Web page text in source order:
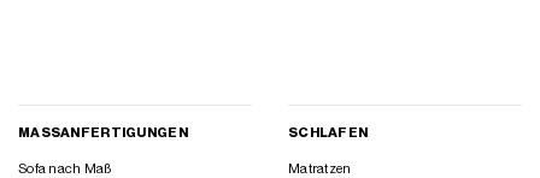
MASSANFERTIGUNGEN
Sofa nach Maß
SCHLAFEN
Matratzen